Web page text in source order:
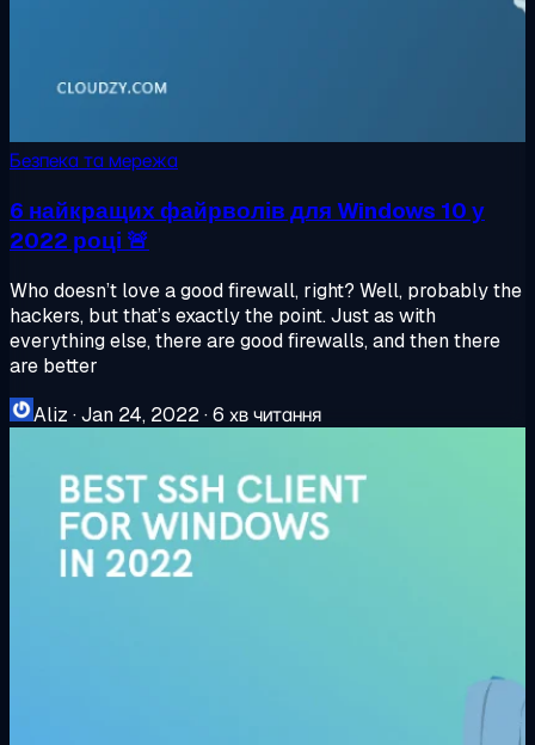
Безпека та мережа
6 найкращих файрволів для Windows 10 у
2022 році 🚨
Who doesn’t love a good firewall, right? Well, probably the
hackers, but that’s exactly the point. Just as with
everything else, there are good firewalls, and then there
are better
Aliz ·Jan 24, 2022·6 хв читання